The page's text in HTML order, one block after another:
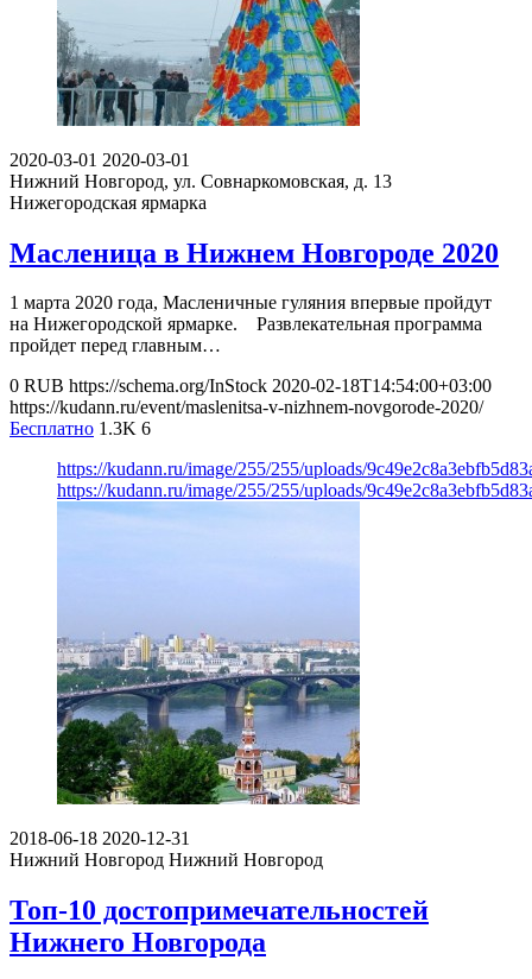
2020-03-01 2020-03-01
Нижний Новгород, ул. Совнаркомовская, д. 13
Нижегородская ярмарка
Масленица в Нижнем Новгороде 2020
1 марта 2020 года, Масленичные гуляния впервые пройдут
на Нижегородской ярмарке. Развлекательная программа
пройдет перед главным…
0 RUB https://schema.org/InStock 2020-02-18T14:54:00+03:00
https://kudann.ru/event/maslenitsa-v-nizhnem-novgorode-2020/
Бесплатно 1.3K 6
https://kudann.ru/image/255/255/uploads/
https://kudann.ru/image/255/255/uploads/
2018-06-18 2020-12-31
Нижний Новгород Нижний Новгород
Топ-10 достопримечательностей
Нижнего Новгорода